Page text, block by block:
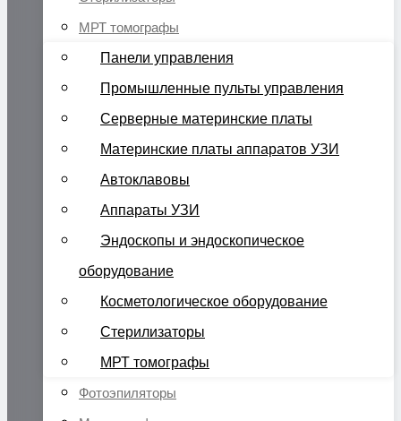
МРТ томографы
Панели управления
Промышленные пульты управления
Серверные материнские платы
Материнские платы аппаратов УЗИ
Автоклавовы
Аппараты УЗИ
Эндоскопы и эндоскопическое
оборудование
Косметологическое оборудование
Стерилизаторы
МРТ томографы
Фотоэпиляторы